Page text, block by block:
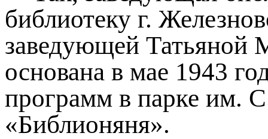
библиотеку г.
заведующей Татьяной
основана в мае 1943
программ в парке им.
«Библионяня».